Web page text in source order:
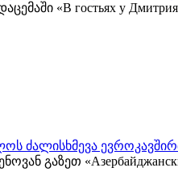
«В гостьях у
ძალისხმევა
გაზეთ